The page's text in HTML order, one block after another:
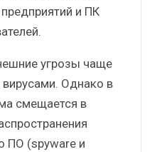
и ПК
угрозы чаще
вирусами. Однако в
смещается в
ПО (spyware и